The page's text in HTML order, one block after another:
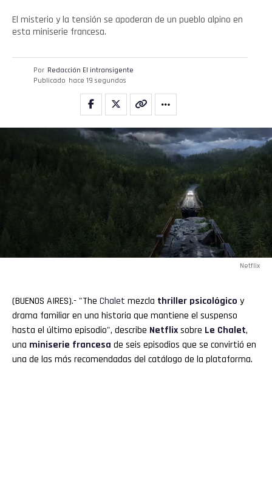
El misterio y la tensión se apoderan de un pueblo alpino en
esta miniserie francesa.
Por Redacción El intransigente
Publicado hace 19 segundos
Netflix
(BUENOS AIRES).- "The Chalet mezcla thriller psicológico y
drama familiar en una historia que mantiene el suspenso
hasta el último episodio", describe Netflixsobre Le Chalet,
una miniserie francesa de seis episodios que se convirtió en
una de las más recomendadas del catálogo de la plataforma.
Pinterest
Whatsapp
Email